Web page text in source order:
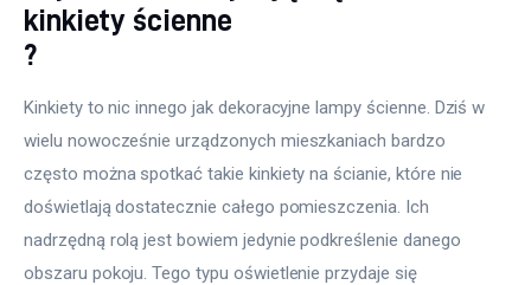
kinkiety ścienne
?
Kinkiety to nic innego jak dekoracyjne lampy ścienne. Dziś w
wielu nowocześnie urządzonych mieszkaniach bardzo
często można spotkać takie kinkiety na ścianie, które nie
doświetlają dostatecznie całego pomieszczenia. Ich
nadrzędną rolą jest bowiem jedynie podkreślenie danego
obszaru pokoju. Tego typu oświetlenie przydaje się